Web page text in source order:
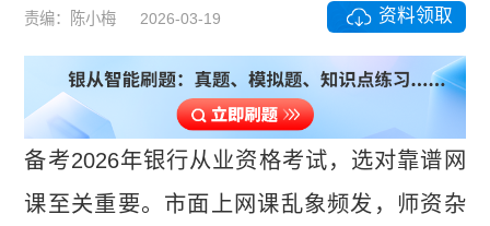
责编：陈小梅 2026-03-19 资料领取
备考2026年银行从业资格考试，选对靠谱网
课至关重要。市面上网课乱象频发，师资杂